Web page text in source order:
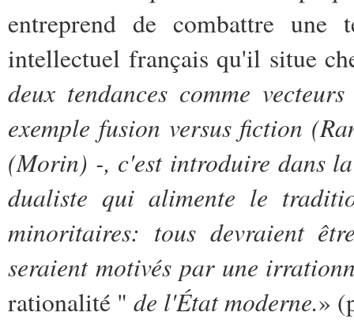
entreprend de combattre une
intellectuel français qu'il situe
deux tendances comme
exemple fusion versus fiction
(Morin) -, c'est introduire dans
dualiste qui alimente le
minoritaires: tous devraient
seraient motivés par une
rationalité " de l'État moderne.»